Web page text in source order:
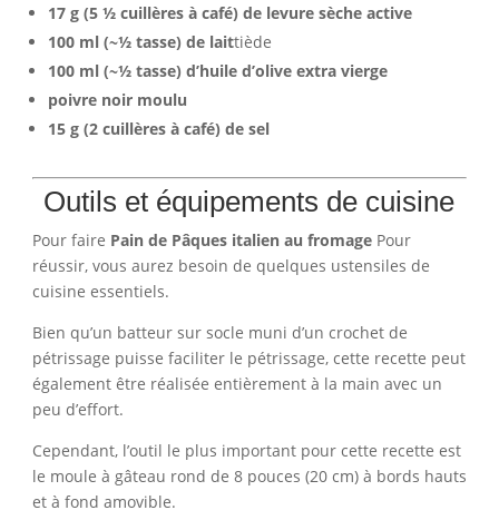
17 g (5 ½ cuillères à café) de levure sèche active
100 ml (~½ tasse) de laittiède
100 ml (~½ tasse) d’huile d’olive extra vierge
poivre noir moulu
15 g (2 cuillères à café) de sel
Outils et équipements de cuisine
Pour faire Pain de Pâques italien au fromagePour
réussir, vous aurez besoin de quelques ustensiles de
cuisine essentiels.
Bien qu’un batteur sur socle muni d’un crochet de
pétrissage puisse faciliter le pétrissage, cette recette peut
également être réalisée entièrement à la main avec un
peu d’effort.
Cependant, l’outil le plus important pour cette recette est
le moule à gâteau rond de 8 pouces (20 cm) à bords hauts
et à fond amovible.